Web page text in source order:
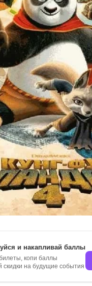
и накапливай баллы
копи баллы
скидки на будущие события